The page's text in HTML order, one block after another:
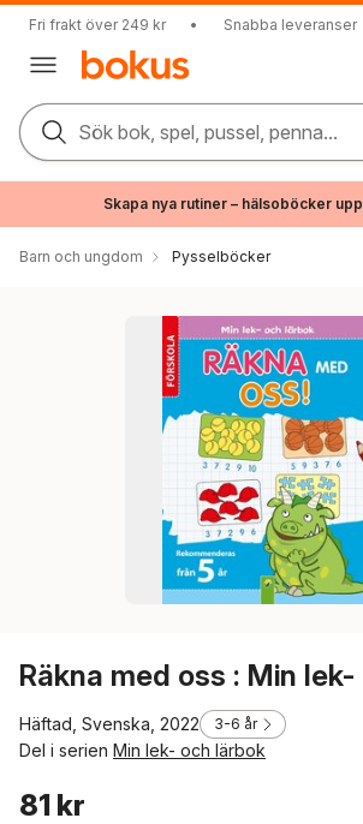
Fri frakt över 249 kr • Snabba leveranser
Sök bok, spel, pussel, penna...
Skapa nya rutiner – hälsoböcker
Barn och ungdom Pysselböcker
Räkna med oss : Min
Häftad, Svenska, 2022 3-6 år
Del i serien Min lek- och lärbok
81 kr